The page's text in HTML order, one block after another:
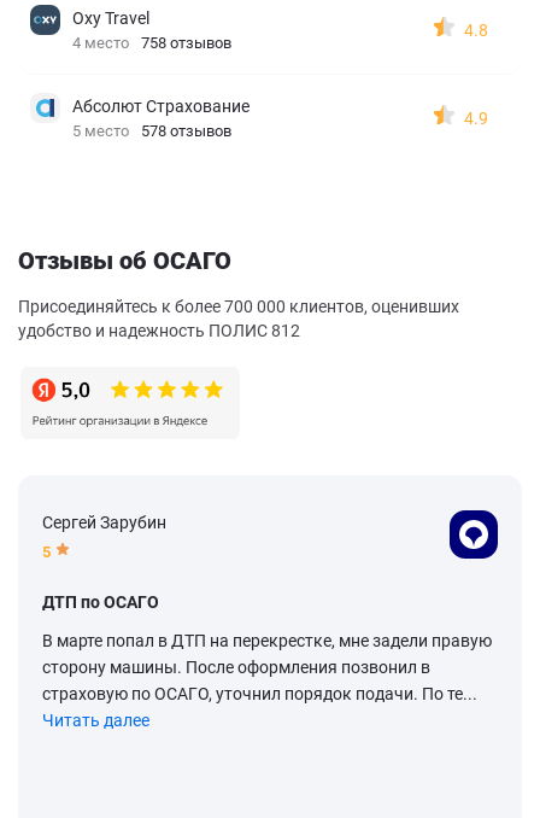
Oxy Travel
4 место 758 отзывов
4.8
Абсолют Страхование
5 место 578 отзывов
4.9
Отзывы об ОСАГО
Присоединяйтесь к более 700 000 клиентов, оценивших
удобство и надежность ПОЛИС 812
Сергей Зарубин
5
ДТП по ОСАГО
В марте попал в ДТП на перекрестке, мне задели правую
сторону машины. После оформления позвонил в
страховую по ОСАГО, уточнил порядок подачи. По те...
Читать далее